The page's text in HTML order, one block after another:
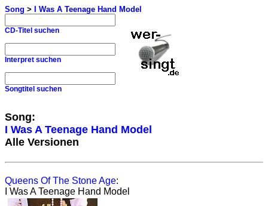
Song > I Was A Teenage Hand Model
CD-Titel suchen
Interpret suchen
Songtitel suchen
Song:
I Was A Teenage Hand Model
Alle Versionen
Queens Of The Stone Age:
I Was A Teenage Hand Model